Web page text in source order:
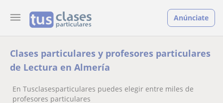
Anúnciate
Clases particulares y profesores particulares
de Lectura en Almería
En Tusclasesparticulares puedes elegir entre miles de
profesores particulares